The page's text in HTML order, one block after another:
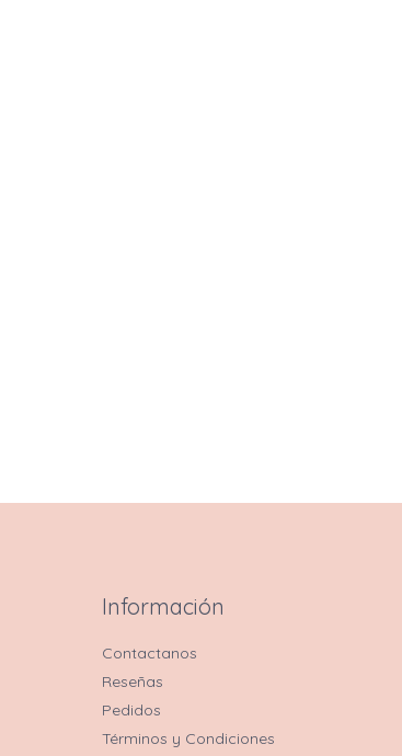
Información
Contactanos
Reseñas
Pedidos
Términos y Condiciones